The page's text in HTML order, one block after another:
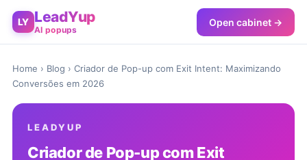
LY LeadYup
AI popups
Open cabinet →
Home › Blog › Criador de Pop-up com Exit Intent: Maximizando
Conversões em 2026
LEADYUP
Criador de Pop-up com Exit